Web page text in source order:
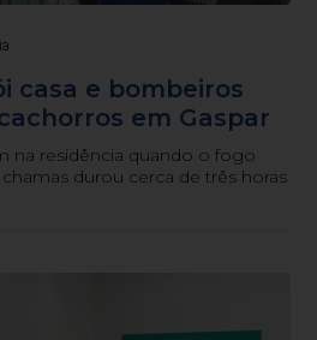
casa e bombeiros
em Gaspar
na residência quando o fogo
durou cerca de três horas